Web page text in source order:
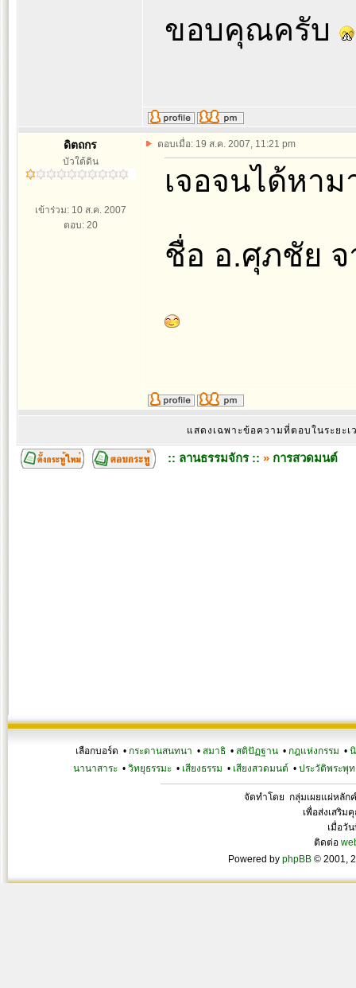
ขอบคุณครับ
ดิตถกร
บัวใต้ดิน
เข้าร่วม: 10 ส.ค. 2007
ตอบ: 20
ตอบเมื่อ: 19 ส.ค. 2007, 11:21 pm
เจอจนได้หา
ชื่อ อ.ศุภชัย
แสดงเฉพาะข้อความที่ตอบในระยะ
:: ลานธรรมจักร :: » การสวดมนต์
เลือกบอร์ด • กระดานสนทนา • สมาธิ • สติปัฏฐาน • กฎแห่งกรรม •
นานาสาระ• วิทยุธรรมะ• เสียงธรรม • เสียงสวดมนต์ • ประวัติพระพุท
จัดทำโดย กลุ่มเผยแผ่หลัก
เพื่อส่งเสริม
เมื่อวั
ติดต่อ
Powered by phpBB © 2001,